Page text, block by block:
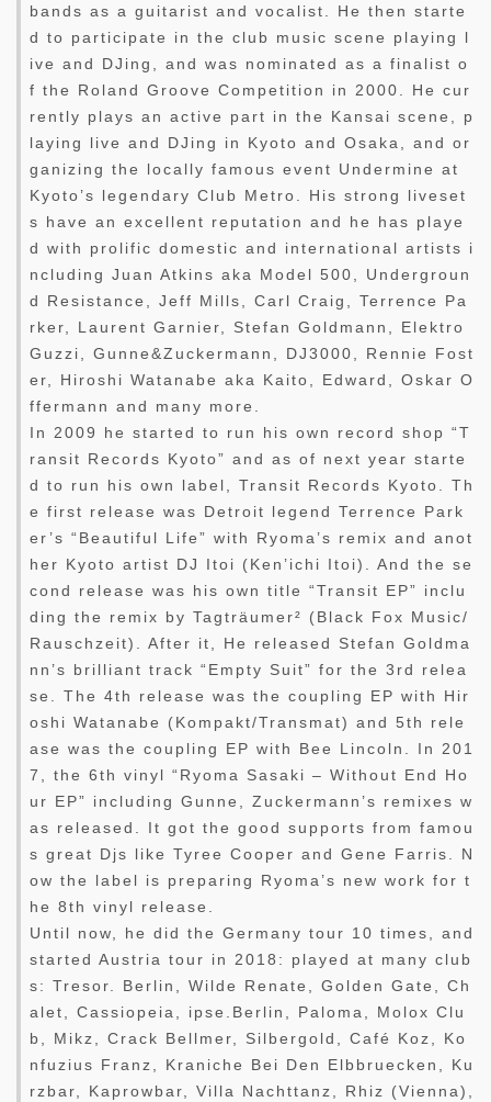
bands as a guitarist and vocalist. He then starte
d to participate in the club music scene playing l
ive and DJing, and was nominated as a finalist o
f the Roland Groove Competition in 2000. He cur
rently plays an active part in the Kansai scene, p
laying live and DJing in Kyoto and Osaka, and or
ganizing the locally famous event Undermine at
Kyoto’s legendary Club Metro. His strong liveset
s have an excellent reputation and he has playe
d with prolific domestic and international artists i
ncluding Juan Atkins aka Model 500, Undergroun
d Resistance, Jeff Mills, Carl Craig, Terrence Pa
rker, Laurent Garnier, Stefan Goldmann, Elektro
Guzzi, Gunne&Zuckermann, DJ3000, Rennie Fost
er, Hiroshi Watanabe aka Kaito, Edward, Oskar O
ffermann and many more.
In 2009 he started to run his own record shop “T
ransit Records Kyoto” and as of next year starte
d to run his own label, Transit Records Kyoto. Th
e first release was Detroit legend Terrence Park
er’s “Beautiful Life” with Ryoma’s remix and anot
her Kyoto artist DJ Itoi (Ken’ichi Itoi). And the se
cond release was his own title “Transit EP” inclu
ding the remix by Tagträumer² (Black Fox Music/
Rauschzeit). After it, He released Stefan Goldma
nn’s brilliant track “Empty Suit” for the 3rd relea
se. The 4th release was the coupling EP with Hir
oshi Watanabe (Kompakt/Transmat) and 5th rele
ase was the coupling EP with Bee Lincoln. In 201
7, the 6th vinyl “Ryoma Sasaki – Without End Ho
ur EP” including Gunne, Zuckermann’s remixes w
as released. It got the good supports from famou
s great Djs like Tyree Cooper and Gene Farris. N
ow the label is preparing Ryoma’s new work for t
he 8th vinyl release.
Until now, he did the Germany tour 10 times, and
started Austria tour in 2018: played at many club
s: Tresor. Berlin, Wilde Renate, Golden Gate, Ch
alet, Cassiopeia, ipse.Berlin, Paloma, Molox Clu
b, Mikz, Crack Bellmer, Silbergold, Café Koz, Ko
nfuzius Franz, Kraniche Bei Den Elbbruecken, Ku
rzbar, Kaprowbar, Villa Nachttanz, Rhiz (Vienna),